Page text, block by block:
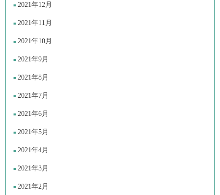
2021年12月
2021年11月
2021年10月
2021年9月
2021年8月
2021年7月
2021年6月
2021年5月
2021年4月
2021年3月
2021年2月